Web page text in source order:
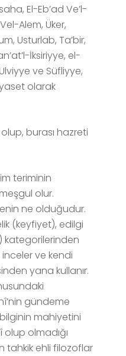
El-Eb’ad Ve’l-
Alem, Üker,
Usturlab, Ta’bir,
İksiriyye, el-
ve Süfliyye,
olarak
burası hazreti
teriminin
olur.
ne olduğudur.
(keyfiyet), edilgi
kategorilerinden
ve kendi
yana kullanır.
gündeme
mahiyetini
olmadığı
tahkik ehli filozoflar